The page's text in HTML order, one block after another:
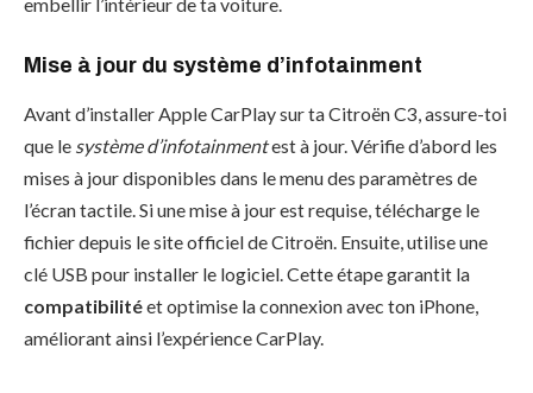
Mise à jour du système d’infotainment
Avant d’installer Apple CarPlay sur ta Citroën C3, assure-toi
que le système d’infotainmentest à jour. Vérifie d’abord les
mises à jour disponibles dans le menu des paramètres de
l’écran tactile. Si une mise à jour est requise, télécharge le
fichier depuis le site officiel de Citroën. Ensuite, utilise une
clé USB pour installer le logiciel. Cette étape garantit la
compatibilitéet optimise la connexion avec ton iPhone,
améliorant ainsi l’expérience CarPlay.